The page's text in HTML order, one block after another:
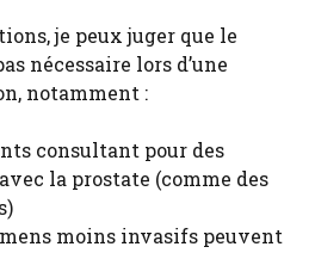
je peux juger que le
nécessaire lors d’une
notamment :
consultant pour des
la prostate (comme des
moins invasifs peuvent